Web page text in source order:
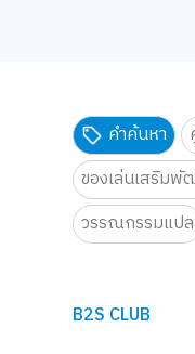
คำค้นหา
ของเล่นเสริมพั
วรรณกรรมแปล
B2S CLUB